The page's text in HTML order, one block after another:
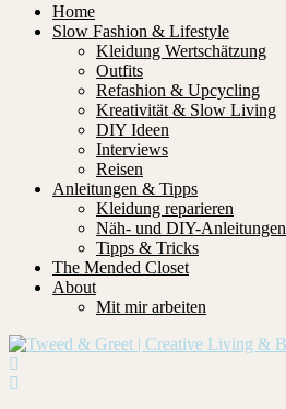
Home
Slow Fashion & Lifestyle
Kleidung Wertschätzung
Outfits
Refashion & Upcycling
Kreativität & Slow Living
DIY Ideen
Interviews
Reisen
Anleitungen & Tipps
Kleidung reparieren
Näh- und DIY-Anleitungen
Tipps & Tricks
The Mended Closet
About
Mit mir arbeiten